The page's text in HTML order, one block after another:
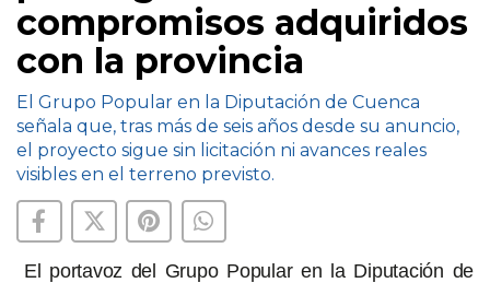
compromisos adquiridos
con la provincia
El Grupo Popular en la Diputación de Cuenca
señala que, tras más de seis años desde su anuncio,
el proyecto sigue sin licitación ni avances reales
visibles en el terreno previsto.
El portavoz del Grupo Popular en la Diputación de